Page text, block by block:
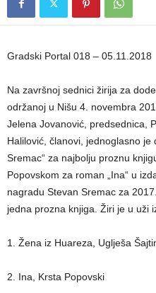
Gradski Portal 018 – 05.11.2018
Na završnoj sednici žirija za
održanoj u Nišu 4. novembra
Jelena Jovanović, predsednica,
Halilović, članovi, jednoglasno je
Sremac“ za najbolju proznu
Popovskom za roman „Ina“ u
nagradu Stevan Sremac za
jedna prozna knjiga. Žiri je u uži
1. Žena iz Huareza, Uglješa
2. Ina, Krsta Popovski